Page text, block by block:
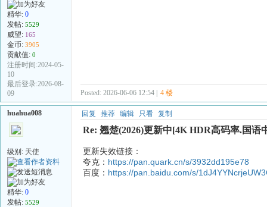
精华: 0
发帖: 5529
威望: 165
金币: 3905
贡献值: 0
注册时间:2024-05-
10
最后登录:2026-08-
09
Posted: 2026-06-06 12:54 | 4 楼
huahua008
级别: 天使
精华: 0
发帖: 5529
回复 推荐 编辑 只看 复制
Re: 翘楚(2026)更新中[4K HDR高码率.国语
更新失效链接：
夸克： https://pan.quark.cn/s/3932dd195e78
百度： https://pan.baidu.com/s/